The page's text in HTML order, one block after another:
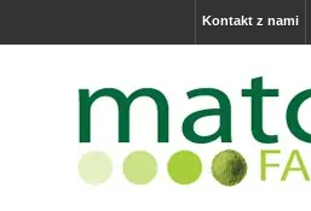
Kontakt z nami